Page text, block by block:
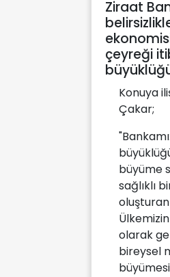
Ziraat
çeyreği
Konuya
Çakar;
büyüme
sağlıklı
olarak
bireysel